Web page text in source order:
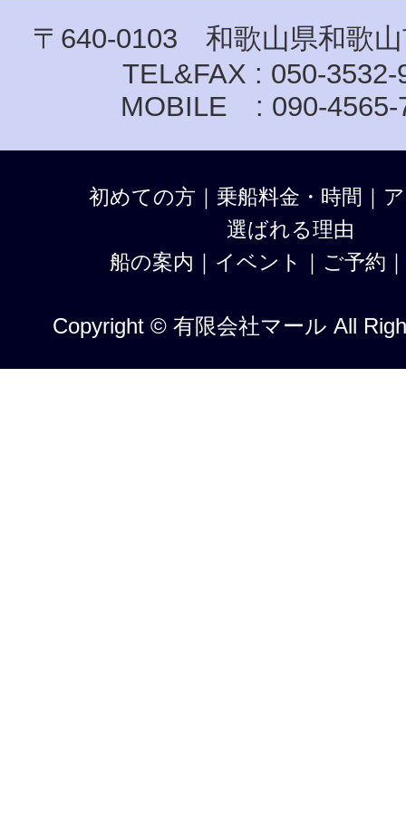
〒640-0103 和歌山県和歌山
TEL&FAX : 050-3532-
MOBILE : 090-4565-
初めての方 ｜ 乗船料金・時間 ｜
選ばれる理由
船の案内 ｜ イベント ｜ ご予約 ｜
Copyright © 有限会社マール All